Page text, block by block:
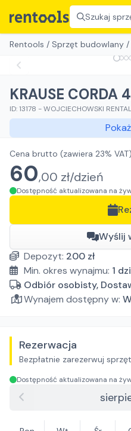
Szukaj
Rentools / Sprzęt budowlany /
KRAUSE CORDA
ID:13178 -WOJCIECHOWSKI RENTAL
Cena brutto (zawiera 23% VAT)
60,00 zł/dzień
Dostępność aktualizowana na
Wyślij
Depozyt: 200 zł
Min. okres wynajmu: 1
Odbiór osobisty,
Wynajem dostępny w:
Rezerwacja
Bezpłatnie zarezerwuj sprzęt
Dostępność aktualizowana na